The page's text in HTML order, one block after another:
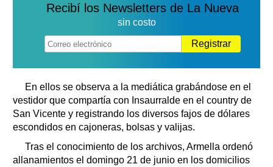
Recibí los Newsletters de La Nueva
sin costo
Registrar
En ellos se observa a la mediática grabándose en el
vestidor que compartía con Insaurralde en el country de
San Vicente y registrando los diversos fajos de dólares
escondidos en cajoneras, bolsas y valijas.
Tras el conocimiento de los archivos, Armella ordenó
allanamientos el domingo 21 de junio en los domicilios